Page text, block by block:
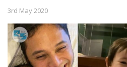
3rd May 2020